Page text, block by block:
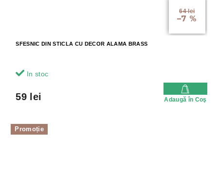
64 lei
–7 %
SFESNIC DIN STICLA CU DECOR ALAMA BRASS
In stoc
59 lei Adaugă în Coş
Promoție